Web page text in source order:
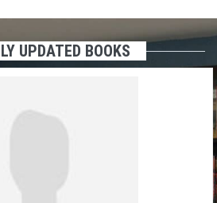
UPDATED BOOKS